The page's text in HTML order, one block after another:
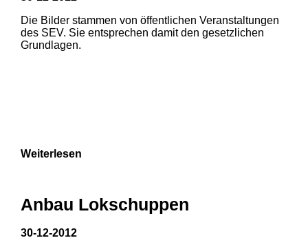
1 2 3
3
Die Bilder stammen von öffentlichen Veranstaltungen
des SEV. Sie entsprechen damit den gesetzlichen
Grundlagen.
Weiterlesen
Anbau Lokschuppen
30-12-2012